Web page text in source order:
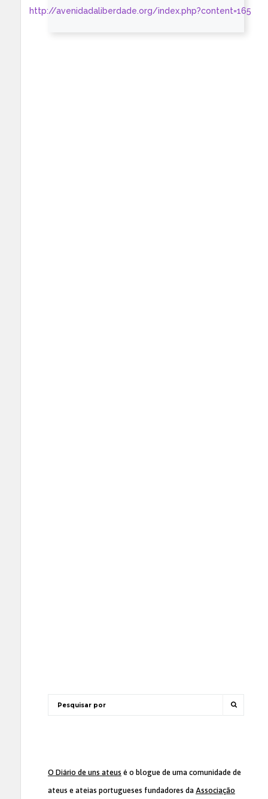
http://avenidadaliberdade.org/index.php?content=165
O Diário de uns ateus é o blogue de uma comunidade de
ateus e ateias portugueses fundadores da Associação